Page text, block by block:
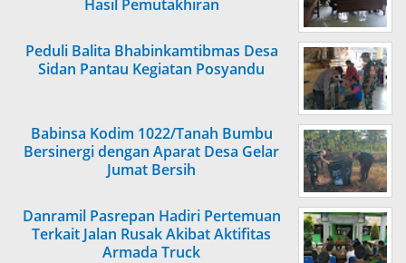
Hasil Pemutakhiran
Peduli Balita Bhabinkamtibmas Desa
Sidan Pantau Kegiatan Posyandu
Babinsa Kodim 1022/Tanah Bumbu
Bersinergi dengan Aparat Desa Gelar
Jumat Bersih
Danramil Pasrepan Hadiri Pertemuan
Terkait Jalan Rusak Akibat Aktifitas
Armada Truck